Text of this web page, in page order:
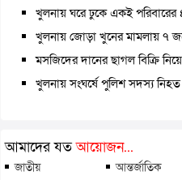
খুলনায় ঘরে ঢুকে একই
খুলনায় জোড়া খুনের মামলায় ৭
মসজিদের দানের ছাগল বিক্রি
খুলনায় সংঘর্ষে পুলিশ সদস্য নিহত
আমাদের যতআয়োজন...
জাতীয় আন্তর্জাতিক